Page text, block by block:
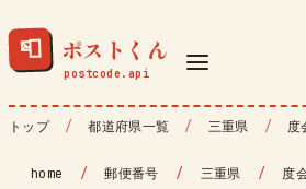
📮 ポストくん
トップ 都道府県一覧 三重県 度
home / 郵便番号 / 三重県 / 度